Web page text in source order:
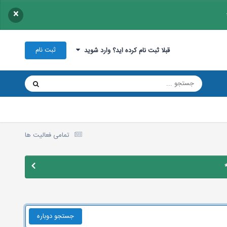
×
قبلا ثبت نام کرده اید؟ وارد شوید ثبت نام
تمامی فعالیت ها
جستجو دوباره